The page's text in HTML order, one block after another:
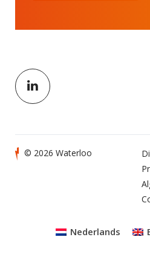
© 2026 Waterloo
Nederlands